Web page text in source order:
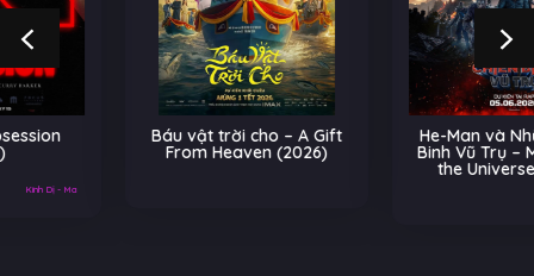
Báu vật trời cho – A Gift
From Heaven (2026)
He-Man và Những Chiến
Binh Vũ Trụ – Masters of
the Universe (2026)